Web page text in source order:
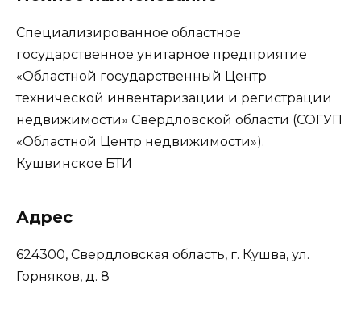
Специализированное областное
государственное унитарное предприятие
«Областной государственный Центр
технической инвентаризации и регистрации
недвижимости» Свердловской области (СОГУП
«Областной Центр недвижимости»).
Кушвинское БТИ
Адрес
624300, Свердловская область, г. Кушва, ул.
Горняков, д. 8